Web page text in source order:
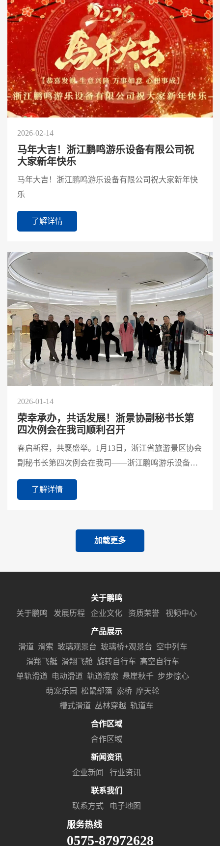
2026-02-14
马年大吉！浙江鹏鸣游乐设备有限公司祝
大家新年快乐
马年大吉！浙江鹏鸣游乐设备有限公司祝大家新年快
乐
了解详情
2026-01-14
荣幸承办，共话发展！浙景协副秘书长第
四次例会在我司顺利召开
春启新程，共襄盛举。1月13日，浙江省旅游景区协会
副秘书长第四次例会在我司——浙江鹏鸣游乐设备有
限公司成功召开。本次会议由浙景协副秘书长李虹主
持，浙景协...
了解详情
加载更多
关于鹏鸣
关于鹏鸣
发展历程 企业文化 资质荣誉 视频中心
产品展示
滑道 滑索 玻璃观景台 玻璃桥+观景台 空中列车
滑翔飞艇 滑翔飞舱 旋转自行车 高空自行车
单轨滑道
电动滑道 轨道滑索 悬崖秋千 步步惊心
萌宠乐园
松鼠部落 索桥 摩天轮
槽式滑道 丛林穿越 轨道车
合作区域
合作区域
新闻资讯
企业新闻
行业资讯
联系我们
联系方式
电子地图
服务热线
0575-87972628